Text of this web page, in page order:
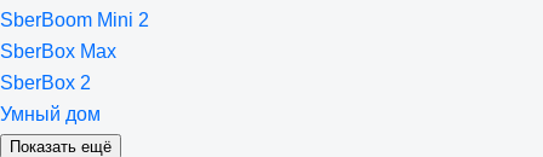
SberBoom Mini 2
SberBox Max
SberBox 2
Умный дом
Показать ещё